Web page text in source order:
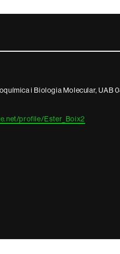
i Biologia Molecular, UAB
profile/Ester_Boix2